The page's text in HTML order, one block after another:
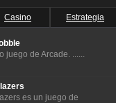
Casino Estrategia
juego de Arcade. ......
es un juego de